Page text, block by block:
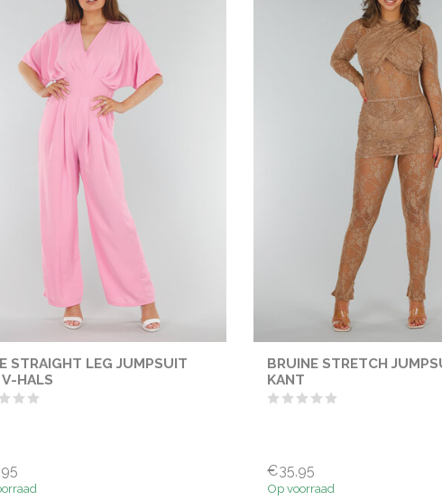
STRAIGHT LEG JUMPSUIT
V-HALS
BRUINE STRETCH
KANT
€35,95
Op voorraad